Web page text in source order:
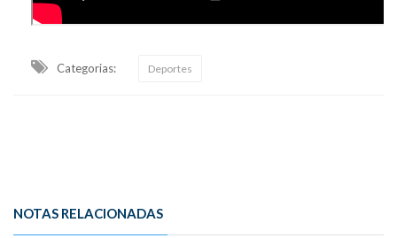
Categorias: Deportes
NOTAS RELACIONADAS